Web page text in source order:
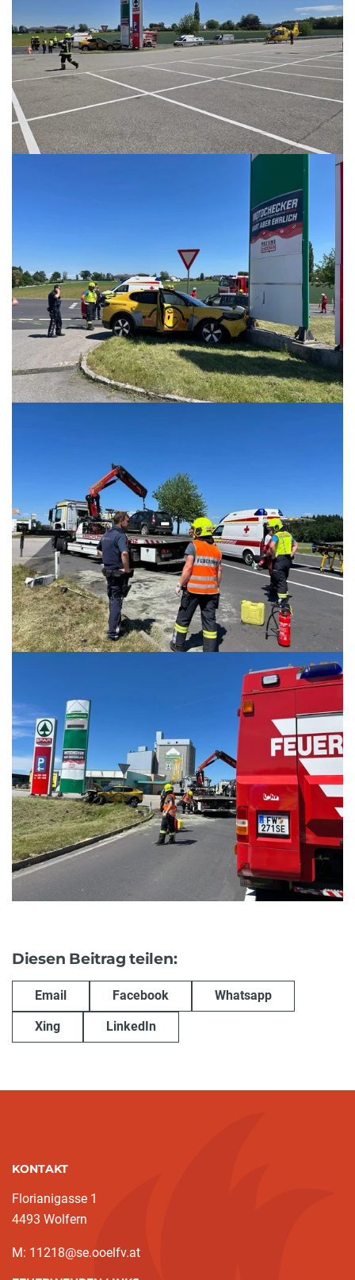
Diesen Beitrag teilen:
Email Facebook Whatsapp
Xing LinkedIn
KONTAKT
Florianigasse 1
4493 Wolfern
M: 11218@se.ooelfv.at